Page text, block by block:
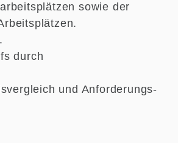
sowie der
durch
und Anforderungs-